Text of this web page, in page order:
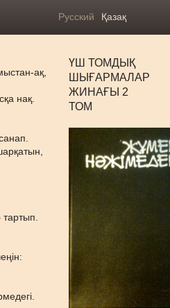
Русский Қазақ
ақ,
нақ.
ҮШ ТОМДЫҚ
ШЫҒАРМАЛАР
ЖИНАҒЫ 2
ТОМ